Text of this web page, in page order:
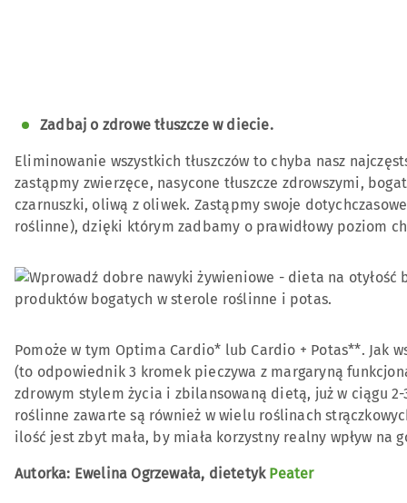
Zadbaj o zdrowe tłuszcze w diecie.
Eliminowanie wszystkich tłuszczów to chyba nasz
zastąpmy zwierzęce, nasycone tłuszcze zdrowszymi,
czarnuszki, oliwą z oliwek. Zastąpmy swoje
roślinne), dzięki którym zadbamy o prawidłowy poziom
Pomoże w tym Optima Cardio* lub Cardio + Potas**. Jak
(to odpowiednik 3 kromek pieczywa z margaryną
zdrowym stylem życia i zbilansowaną dietą, już w ciągu
roślinne zawarte są również w wielu roślinach
ilość jest zbyt mała, by miała korzystny realny wpływ
Autorka: Ewelina Ogrzewała, dietetyk Peater